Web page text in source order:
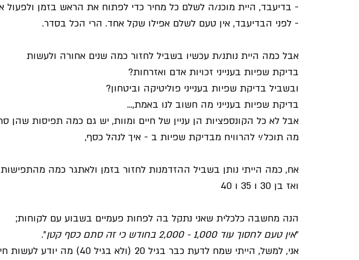
- בדיעבד, היית מוכנ/ה לשלם כל מחיר כדי לפתוח את הראש בזמן ולפעול
- לפני הבדיעבד, אין טעם לשלם אפילו שקל אחד. הרי הכל בסדר.
אבל כמה היית נותנ/ת עכשיו בשביל לחזור כמה שנים אחורה ולעשות
בדיקת שפיות בענייני זכויות אדם ואזרחות?
ובשביל בדיקת שפיות בענייני פוליטיקה וביטחון?
בדיקת שפיות בענייני מה חשוב לנו באמת,...
אבל לא כל הקונספציות הן עניין של חיים ומוות, יש גם כמה תפיסות שהן
מה תוכל/י להרוויח מבדיקת שפיות ב - איך לנהל כסף,
ואז בן 30 ו 35 ו 40
הנה מחשבה כלכלית שאני נתקל בה לפחות פעמיים בשבוע עם לקוחות;
״אין טעם לחסוך עוד 1,000 - 2,000 בחודש כי זה סתם כסף קטן
״.
אני, למשל, הייתי שמח לדעת כבר בגיל 20 (ולא בגיל 40) מה יודע לעשות חיסכון של 1,000 ש״ח בחודש.